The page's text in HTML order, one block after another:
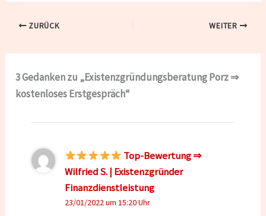
ZURÜCK WEITER
3 Gedanken zu „Existenzgründungsberatung Porz ⇒
kostenloses Erstgespräch“
Top-Bewertung ⇒
Wilfried S. | Existenzgründer
Finanzdienstleistung
23/01/2022 um 15:20 Uhr